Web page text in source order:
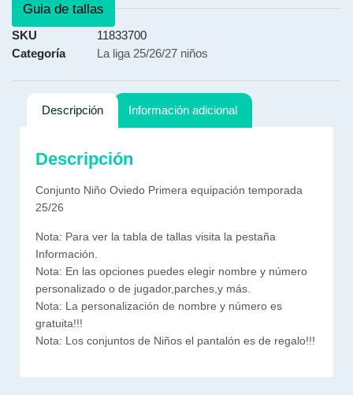
Guia de tallas
SKU
11833700
Categoría
La liga 25/26/27 niños
Descripción Información adicional
Descripción
Conjunto Niño Oviedo Primera equipación temporada
25/26
Nota: Para ver la tabla de tallas visita la pestaña
Información.
Nota: En las opciones puedes elegir nombre y número
personalizado o de jugador,parches,y más.
Nota: La personalización de nombre y número es
gratuita!!!
Nota: Los conjuntos de Niños el pantalón es de regalo!!!